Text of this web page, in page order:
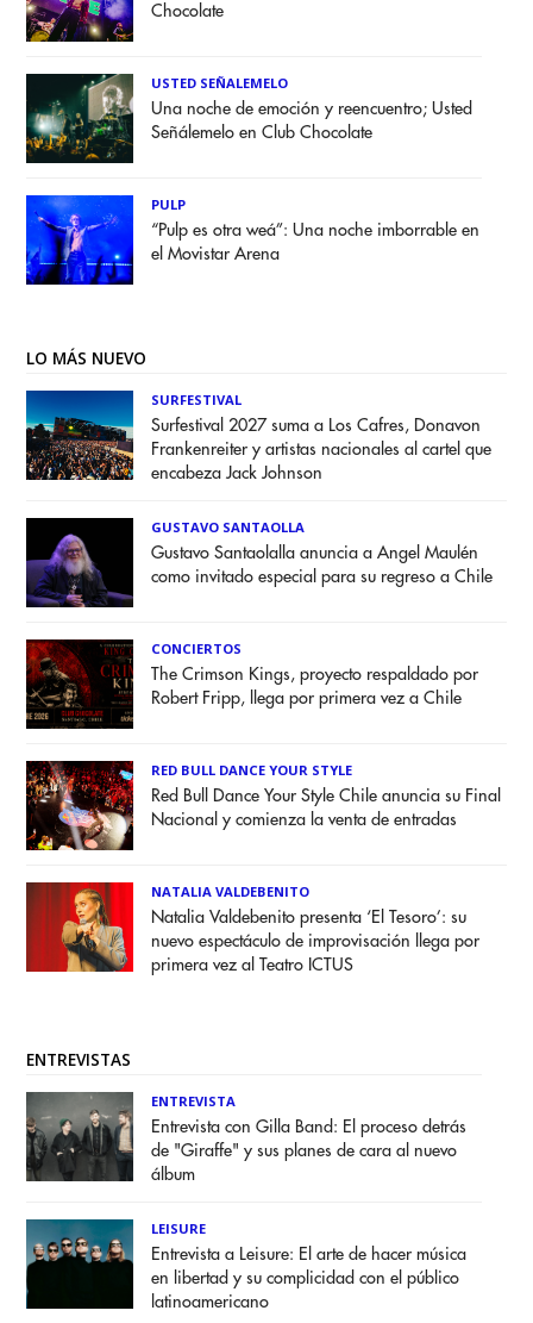
Chocolate
USTED SEÑALEMELO
Una noche de emoción y reencuentro; Usted
Señálemelo en Club Chocolate
PULP
“Pulp es otra weá”: Una noche imborrable en
el Movistar Arena
LO MÁS NUEVO
SURFESTIVAL
Surfestival 2027 suma a Los Cafres, Donavon
Frankenreiter y artistas nacionales al cartel que
encabeza Jack Johnson
GUSTAVO SANTAOLLA
Gustavo Santaolalla anuncia a Angel Maulén
como invitado especial para su regreso a Chile
CONCIERTOS
The Crimson Kings, proyecto respaldado por
Robert Fripp, llega por primera vez a Chile
RED BULL DANCE YOUR STYLE
Red Bull Dance Your Style Chile anuncia su Final
Nacional y comienza la venta de entradas
NATALIA VALDEBENITO
Natalia Valdebenito presenta ‘El Tesoro’: su
nuevo espectáculo de improvisación llega por
primera vez al Teatro ICTUS
ENTREVISTAS
ENTREVISTA
Entrevista con Gilla Band: El proceso detrás
de "Giraffe" y sus planes de cara al nuevo
álbum
LEISURE
Entrevista a Leisure: El arte de hacer música
en libertad y su complicidad con el público
latinoamericano